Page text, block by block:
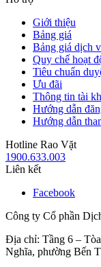
Giới thiệu
Bảng giá
Bảng giá dịch
Quy chế hoạt
Tiêu chuẩn
Ưu đãi
Thông tin tài
Hướng dẫn
Hướng dẫn
Hotline Rao Vặt
1900.633.003
Liên kết
Facebook
Công ty Cổ phần
Địa chỉ: Tầng 6 –
Nghĩa, phường Bến